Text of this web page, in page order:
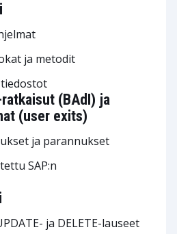
ja metodit
(BAdI) ja
(user exits)
ja parannukset
SAP:n
ja DELETE-lauseet